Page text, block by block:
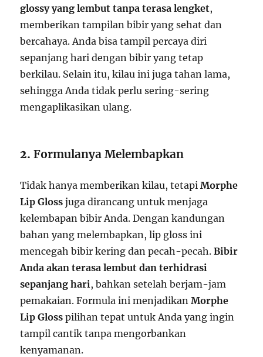
glossy yang lembut tanpa terasa lengket,
memberikan tampilan bibir yang sehat dan
bercahaya. Anda bisa tampil percaya diri
sepanjang hari dengan bibir yang tetap
berkilau. Selain itu, kilau ini juga tahan lama,
sehingga Anda tidak perlu sering-sering
mengaplikasikan ulang.
2.Formulanya Melembapkan
Tidak hanya memberikan kilau, tetapiMorphe
Lip Gloss juga dirancang untuk menjaga
kelembapan bibir Anda. Dengan kandungan
bahan yang melembapkan, lip gloss ini
mencegah bibir kering dan pecah-pecah.Bibir
Anda akan terasa lembut dan terhidrasi
sepanjang hari, bahkan setelah berjam-jam
pemakaian. Formula ini menjadikanMorphe
Lip Gloss pilihan tepat untuk Anda yang ingin
tampil cantik tanpa mengorbankan
kenyamanan.